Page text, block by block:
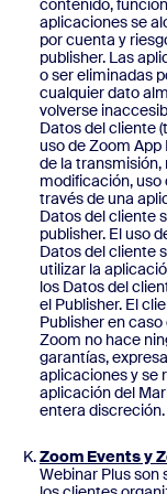
contenido,
aplicaciones se
por cuenta y
publisher. Las
o ser eliminadas
cualquier dato
volverse
Datos del cliente
uso de Zoom App
de la transmisión,
modificación, uso
través de una
Datos del cliente
publisher. El uso
Datos del cliente
utilizar la
los Datos del
el Publisher. El
Publisher en
Zoom no hace
garantías,
aplicaciones y se
aplicación del
entera discreción.
Zoom Events y
Webinar Plus son